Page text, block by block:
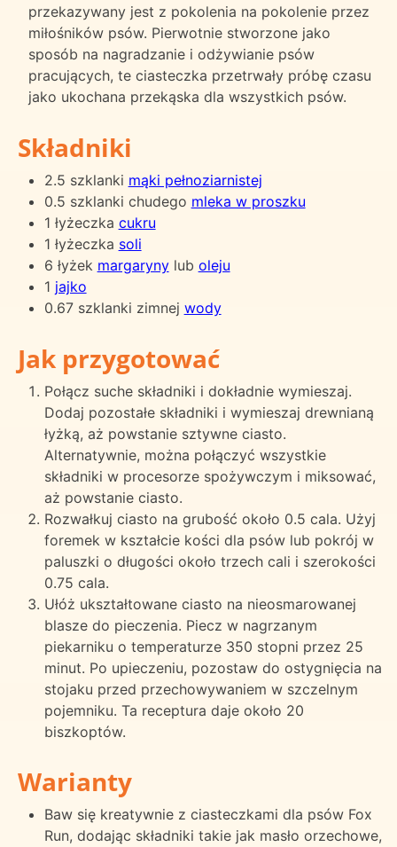
przekazywany jest z pokolenia na pokolenie przez
miłośników psów. Pierwotnie stworzone jako
sposób na nagradzanie i odżywianie psów
pracujących, te ciasteczka przetrwały próbę czasu
jako ukochana przekąska dla wszystkich psów.
Składniki
2.5 szklanki mąki pełnoziarnistej
0.5 szklanki chudego mleka w proszku
1 łyżeczka cukru
1 łyżeczka soli
6 łyżek margarynylub oleju
1 jajko
0.67 szklanki zimnej wody
Jak przygotować
Połącz suche składniki i dokładnie wymieszaj.
Dodaj pozostałe składniki i wymieszaj drewnianą
łyżką, aż powstanie sztywne ciasto.
Alternatywnie, można połączyć wszystkie
składniki w procesorze spożywczym i miksować,
aż powstanie ciasto.
Rozwałkuj ciasto na grubość około 0.5 cala. Użyj
foremek w kształcie kości dla psów lub pokrój w
paluszki o długości około trzech cali i szerokości
0.75 cala.
Ułóż ukształtowane ciasto na nieosmarowanej
blasze do pieczenia. Piecz w nagrzanym
piekarniku o temperaturze 350 stopni przez 25
minut. Po upieczeniu, pozostaw do ostygnięcia na
stojaku przed przechowywaniem w szczelnym
pojemniku. Ta receptura daje około 20
biszkoptów.
Warianty
Baw się kreatywnie z ciasteczkami dla psów Fox
Run, dodając składniki takie jak masło orzechowe,